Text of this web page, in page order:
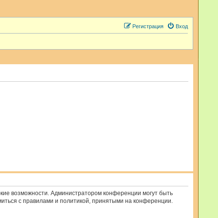
Вход
Регистрация
возможности. Администратором конференции могут быть
с правилами и политикой, принятыми на конференции.